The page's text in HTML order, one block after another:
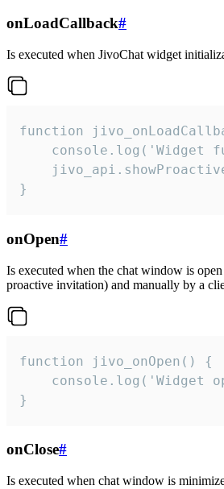
onLoadCallback#
Is executed when JivoChat widget
function
console.log('Widget
}
onOpen#
Is executed when the chat window is
proactive invitation) and manually by a
function jivo_onOpen() {
console.log('Widget
}
onClose#
Is executed when chat window is